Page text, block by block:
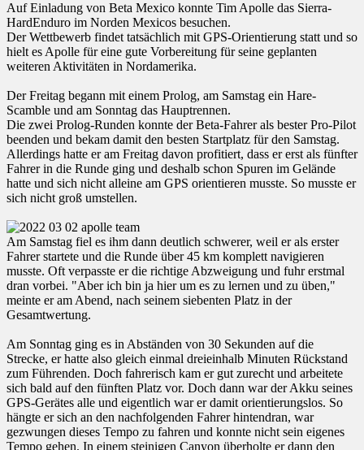
Auf Einladung von Beta Mexico konnte Tim Apolle das Sierra-
HardEnduro im Norden Mexicos besuchen.
Der Wettbewerb findet tatsächlich mit GPS-Orientierung statt und so
hielt es Apolle für eine gute Vorbereitung für seine geplanten
weiteren Aktivitäten in Nordamerika.
Der Freitag begann mit einem Prolog, am Samstag ein Hare-
Scamble und am Sonntag das Hauptrennen.
Die zwei Prolog-Runden konnte der Beta-Fahrer als bester Pro-Pilot
beenden und bekam damit den besten Startplatz für den Samstag.
Allerdings hatte er am Freitag davon profitiert, dass er erst als fünfter
Fahrer in die Runde ging und deshalb schon Spuren im Gelände
hatte und sich nicht alleine am GPS orientieren musste. So musste er
sich nicht groß umstellen.
Am Samstag fiel es ihm dann deutlich schwerer, weil er als erster
Fahrer startete und die Runde über 45 km komplett navigieren
musste. Oft verpasste er die richtige Abzweigung und fuhr erstmal
dran vorbei. "Aber ich bin ja hier um es zu lernen und zu üben,"
meinte er am Abend, nach seinem siebenten Platz in der
Gesamtwertung.
Am Sonntag ging es in Abständen von 30 Sekunden auf die
Strecke, er hatte also gleich einmal dreieinhalb Minuten Rückstand
zum Führenden. Doch fahrerisch kam er gut zurecht und arbeitete
sich bald auf den fünften Platz vor. Doch dann war der Akku seines
GPS-Gerätes alle und eigentlich war er damit orientierungslos. So
hängte er sich an den nachfolgenden Fahrer hintendran, war
gezwungen dieses Tempo zu fahren und konnte nicht sein eigenes
Tempo gehen. In einem steinigen Canyon überholte er dann den